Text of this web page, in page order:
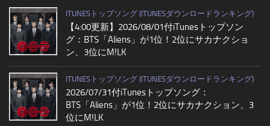
ITUNESトップソング (ITUNESダウンロードランキング)
【4:00更新】2026/08/01付iTunesトップソン
グ：BTS「Aliens」が1位！2位にサカナクショ
ン、3位にM!LK
ITUNESトップソング (ITUNESダウンロードランキング)
2026/07/31付iTunesトップソング：
BTS「Aliens」が1位！2位にサカナクション、3
位にM!LK